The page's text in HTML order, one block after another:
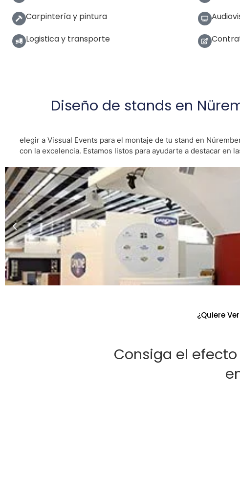
Carpintería y pintura
Logistica y transporte
Diseño de stands en
elegir a Vissual Events para el montaje de tu stand en
con la excelencia. Estamos listos para ayudarte a destacar en
¿Quiere
Consiga el